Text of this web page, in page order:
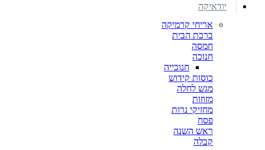
יודאיקה
אריחי קרמיקה
ברכת הבית
חמסה
חנוכה
חנוכייה
כוסות קידוש
מגש לחלה
מזוזות
מחזיקי נרות
פסח
ראש השנה
קבלה